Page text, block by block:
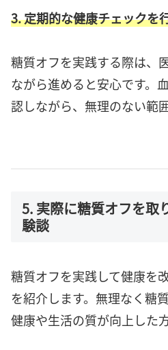
3. 定期的な健康チェックを
糖質オフを実践する際は、
ながら進めると安心です。
認しながら、無理のない範
5. 実際に糖質オフを取
験談
糖質オフを実践して健康を
を紹介します。無理なく糖
健康や生活の質が向上した